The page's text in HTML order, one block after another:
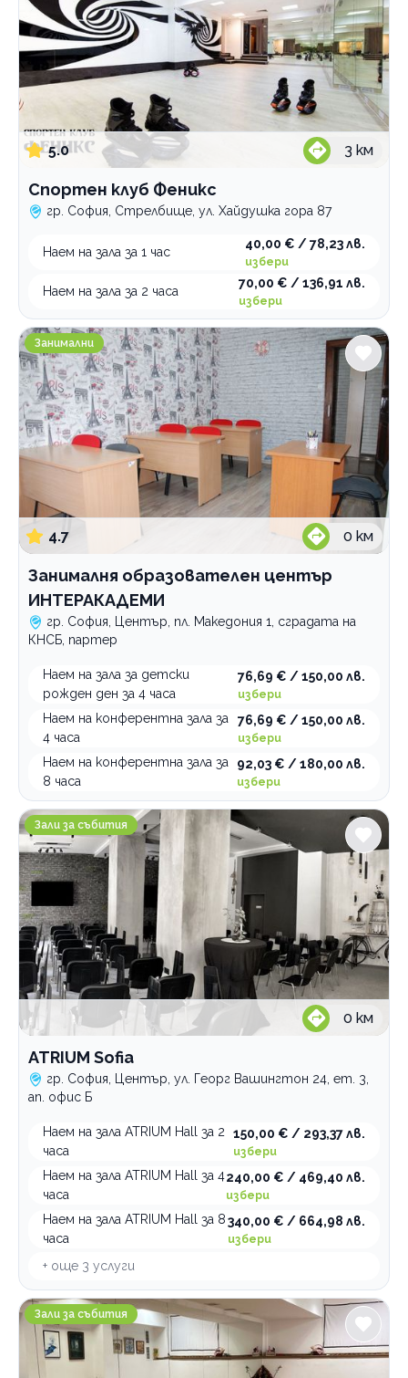
5.0 3 км
Спортен клуб Феникс
гр. София, Стрелбище, ул. Хайдушка гора 87
Наем на зала за 1 час
40,00 € / 78,23 лв.
избери
Наем на зала за 2 часа
70,00 € / 136,91 лв.
избери
Занималня образователен център ИНТЕРАКАДЕМИ
Занимални
4.7 0 км
Занималня образователен център
ИНТЕРАКАДЕМИ
гр. София, Център, пл. Македония 1, сградата на
КНСБ, партер
Наем на зала за детски
рожден ден за 4 часа
76,69 € / 150,00 лв.
избери
Наем на конферентна зала за
4 часа
76,69 € / 150,00 лв.
избери
Наем на конферентна зала за
8 часа
92,03 € / 180,00 лв.
избери
ATRIUM Sofia
Зали за събития
0 км
ATRIUM Sofia
гр. София, Център, ул. Георг Вашингтон 24, ет. 3,
ап. офис Б
Наем на зала ATRIUM Hall за 2
часа
150,00 € / 293,37 лв.
избери
Наем на зала ATRIUM Hall за 4
часа
240,00 € / 469,40 лв.
избери
Наем на зала ATRIUM Hall за 8
часа
340,00 € / 664,98 лв.
избери
+ още 3 услуги
NEXUS Space
Зали за събития